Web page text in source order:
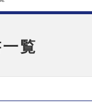
覧